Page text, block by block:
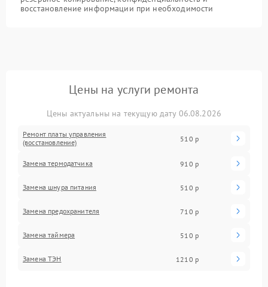
восстановление информации при необходимости
Цены на услуги ремонта
Цены актуальны на текущую дату 06.08.2026
Ремонт платы управления
(восстановление)
510 р
Замена термодатчика 910 р
Замена шнура питания 510 р
Замена предохранителя 710 р
Замена таймера 510 р
Замена ТЭН 1210 р